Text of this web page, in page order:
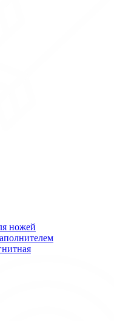
ножей